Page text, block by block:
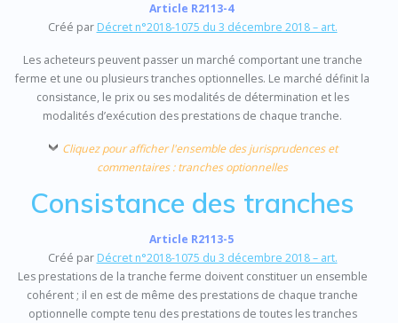
Article R2113-4
Créé par Décret n°2018-1075 du 3 décembre 2018 – art.
Les acheteurs peuvent passer un marché comportant une tranche
ferme et une ou plusieurs tranches optionnelles. Le marché définit la
consistance, le prix ou ses modalités de détermination et les
modalités d’exécution des prestations de chaque tranche.
Cliquez pour afficher l'ensemble des jurisprudences et
commentaires : tranches optionnelles
Consistance des tranches
Article R2113-5
Créé par Décret n°2018-1075 du 3 décembre 2018 – art.
Les prestations de la tranche ferme doivent constituer un ensemble
cohérent ; il en est de même des prestations de chaque tranche
optionnelle compte tenu des prestations de toutes les tranches